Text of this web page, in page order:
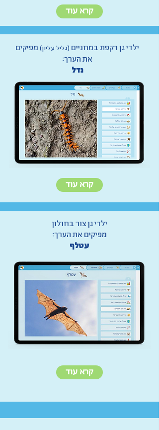
קרא עוד
ילדי גן רקפת במחניים (גליל עליון) מפיקים
את הערך:
נדל
קרא עוד
ילדי גן צור בחולון
מפיקים את הערך:
עטלף
קרא עוד